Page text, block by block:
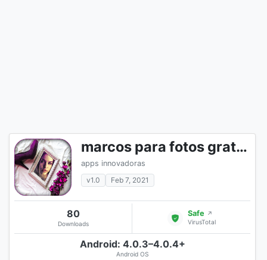
marcos para fotos gratis - new fashion frames
apps innovadoras
v1.0
Feb 7, 2021
80
Downloads
Safe ↗
VirusTotal
Android: 4.0.3–4.0.4+
Android OS